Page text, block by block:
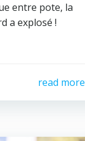
entre pote, la
a explosé !
read more